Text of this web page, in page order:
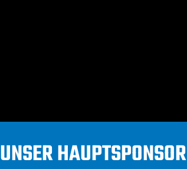
UNSER HAUPTSPONSOR